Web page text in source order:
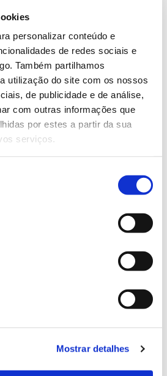
personalizar conteúdo e
de redes sociais e
Também partilhamos
utilização do site com os nossos
de publicidade e de análise,
com outras informações que
por estes a partir da sua
serviços.
Mostrar detalhes
261314163 e 918773342.
este passeio.
de outras espécies em risco:
em acácia-das-espigas:
procuram jovens voluntários